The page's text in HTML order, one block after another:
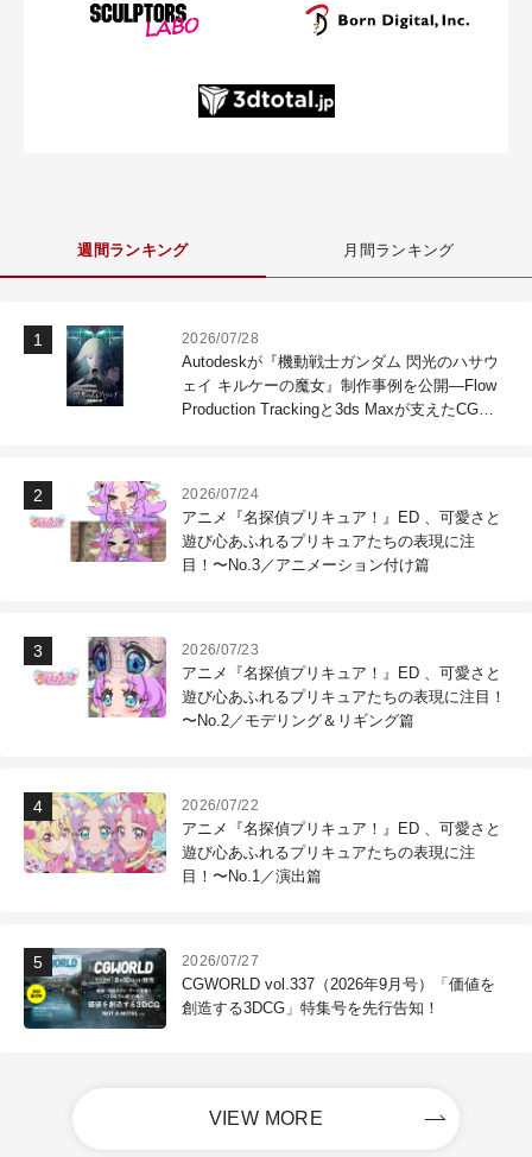
週間ランキング 月間ランキング
2026/07/28
Autodeskが『機動戦士ガンダム 閃光のハサウ
ェイ キルケーの魔女』制作事例を公開―Flow
Production Trackingと3ds Maxが支えたCG制
2026/07/24
アニメ『名探偵プリキュア！』ED 、可愛さと
遊び心あふれるプリキュアたちの表現に注
目！〜No.3／アニメーション付け篇
2026/07/23
アニメ『名探偵プリキュア！』ED 、可愛さと
遊び心あふれるプリキュアたちの表現に注目！
〜No.2／モデリング＆リギング篇
2026/07/22
アニメ『名探偵プリキュア！』ED 、可愛さと
遊び心あふれるプリキュアたちの表現に注
目！〜No.1／演出篇
2026/07/27
CGWORLD vol.337（2026年9月号）「価値を
創造する3DCG」特集号を先行告知！
VIEW MORE